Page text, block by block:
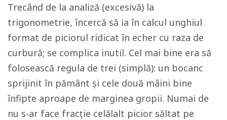
Trecând de la analiză (excesivă) la
trigonometrie, încercă să ia în calcul unghiul
format de piciorul ridicat în echer cu raza de
curbură; se complica inutil. Cel mai bine era să
folosească regula de trei (simplă): un bocanc
sprijinit în pământ și cele două mâini bine
înfipte aproape de marginea gropii. Numai de
nu s-ar face fracție celălalt picior săltat pe